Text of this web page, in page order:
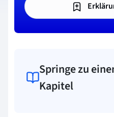
Springe zu
Kapitel